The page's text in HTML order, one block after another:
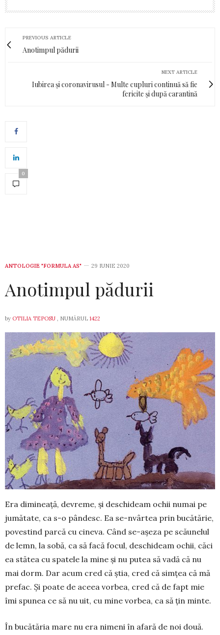
PREVIOUS ARTICLE
Anotimpul pădurii
NEXT ARTICLE
Iubirea și coronavirusul - Multe cupluri continuă să fie
fericite și după carantină
0
ANTOLOGIE "FORMULA AS" 29 IUNIE 2020
Anotimpul pădurii
by OTILIA TEPOSU , NUMĂRUL 1422
Era dimineață, devreme, și deschideam ochii numai pe
jumătate, ca s-o pândesc. Ea se-nvârtea prin bucătărie,
povestind parcă cu cineva. Când se-așeza pe scău­nelul
de lemn, la sobă, ca să facă focul, deschideam ochii, căci
ea stătea cu spatele la mine și nu putea să vadă că nu
mai dorm. Dar acum cred că știa, cred că sim­țea că mă
prefac. Și poate de aceea vorbea, cred că de fapt mie
îmi spunea ce să nu uit, cu mine vorbea, ca să țin minte.
În bucătăria mare nu era nimeni în afară de noi două.